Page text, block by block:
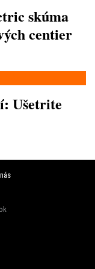
skúma
centier
Ušetrite